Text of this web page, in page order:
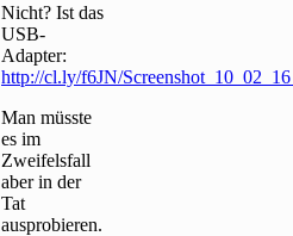
Nicht? Ist das
USB-
Adapter:
http://cl.ly/f6JN/
Man müsste
es im
Zweifelsfall
aber in der
Tat
ausprobieren.